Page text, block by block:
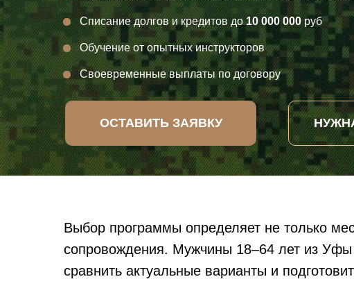
ОСТАВИТЬ ЗАЯВКУ
Списание долгов и кредитов до10 000 000руб
Обучение от опытных инструкторов
Своевременные выплаты по договору
Выбор программы определяет не только
сопровождения. Мужчины 18–64 лет из Уфы
сравнить актуальные варианты и